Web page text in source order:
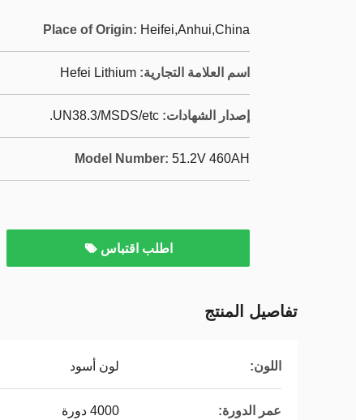
Place of Origin: Heifei,Anhui,China
اسم العلامة التجارية: Hefei Lithium
إصدار الشهادات: UN38.3/MSDS/etc.
Model Number: 51.2V 460AH
اطلب اقتباس
تفاصيل المنتج
اللون: لون أسود
عمر الدورة: 4000 دورة